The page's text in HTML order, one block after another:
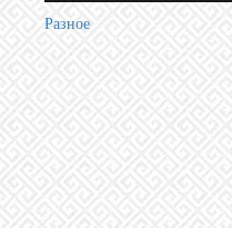
Разное